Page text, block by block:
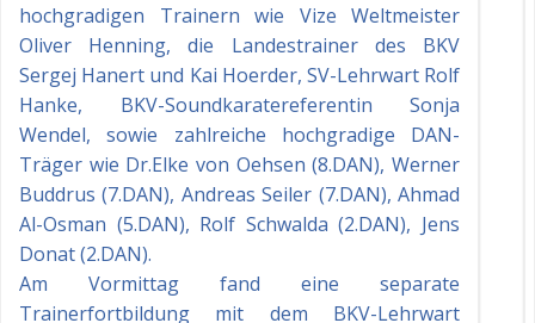
hochgradigen Trainern wie Vize Weltmeister
Oliver Henning, die Landestrainer des BKV
Sergej Hanert und Kai Hoerder, SV-Lehrwart Rolf
Hanke, BKV-Soundkaratereferentin Sonja
Wendel, sowie zahlreiche hochgradige DAN-
Träger wie Dr.Elke von Oehsen (8.DAN), Werner
Buddrus (7.DAN), Andreas Seiler (7.DAN), Ahmad
Al-Osman (5.DAN), Rolf Schwalda (2.DAN), Jens
Donat (2.DAN).
Am Vormittag fand eine separate
Trainerfortbildung mit dem BKV-Lehrwart